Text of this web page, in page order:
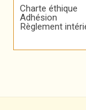
Charte éthique
Adhésion
Règlement